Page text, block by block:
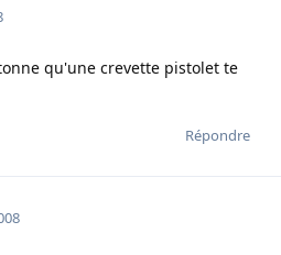
qu'une crevette pistolet te
Répondre